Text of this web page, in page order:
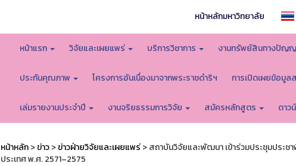
หน้าหลักมหาวิทยาลัย
หน้าแรก วิจัยและเผยแพร่ บริการวิชาการ งานทรัพย์สินทางปัญ
ประกันคุณภาพ โครงการอันเนื่องมาจากพระราชดำริฯ การเปิดเผยข้อมูล
เล่มรายงานประจำปี งานจริยธรรมการวิจัย สมัครหลักสูตร ดาว
หน้าหลัก>ข่าว>ข่าวฝ่ายวิจัยและเผยแพร่> สถาบันวิจัยและพัฒนา เข้าร่วมประชุมประ
ประเทศ พ.ศ. 2571–2575